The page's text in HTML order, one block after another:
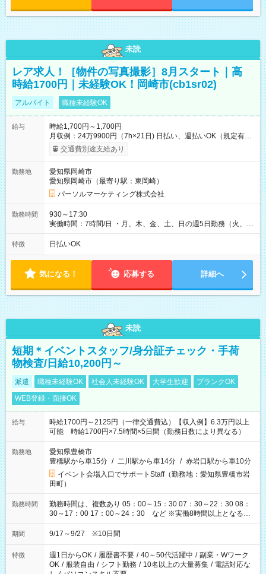
未読
レア求人！［物件の写真撮影］8月スタート｜高
時給1700円｜未経験OK！岡崎市(cb1sr02)
アルバイト 職種未経験OK
給与
時給1,700円～1,700円
月収例：24万9900円（7h×21日) 日払い、週払いOK（規定有
り） 【試用期間】試用期間なし
交通費別途支給あり
勤務地
愛知県岡崎市
愛知県岡崎市（最寄り駅：東岡崎）
パーソルマーケティング株式会社
勤務時間
930～17:30
実働時間：7時間/日 ・月、木、金、土、日の週5日勤務（火、水
は固定休です／夏季、年末年始等、長期休暇有り！） ・ワンシ
フト！ 残業ほぼナシ（0～5h/月）
特徴 日払いOK
気になる！ 応募する 詳細へ
未読
短期＊イベントスタッフ/身分証チェック・手荷
物検査/日給10,200円～
派遣 職種未経験OK 社会人未経験OK 大学生歓迎
ブランクOK
WEB登録・面接OK
給与
時給1700円～2125円（一律交通費込）【収入例】6.3万円以上
可能 時給1700円×7.5時間×5日間（勤務日数により異なる）
勤務地
愛知県豊橋市
豊橋駅から車15分 / 二川駅から車14分 / 赤岩口駅から車10分
イベント会場入口でサポートStaff（勤務地：愛知県豊橋市岩
田町）
勤務時間
勤務時間は、複数あり 05：00～15：30 07：30～22：30 08：
30～17：00 17：00～24：30 など ※実働8時間以上となる勤
務もあります。 【休憩】60分+他休憩あり 交替で取得します。
安全面に配慮しこまめな休憩があります。
期間 9/17～9/27 ※10日間
特徴 週1日からOK / 履歴書不要 / 40～50代活躍中 / 副業・Wワーク
OK / 服装自由 / シフト勤務 / 10名以上の大量募集 / 電話対応な